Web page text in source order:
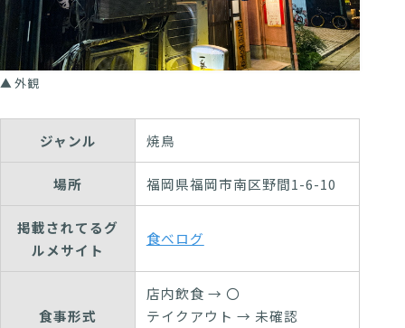
外観
ジャンル 焼鳥
場所 福岡県福岡市南区野間1-6-10
掲載されてるグ
ルメサイト
食べログ
食事形式
店内飲食 → 〇
テイクアウト → 未確認